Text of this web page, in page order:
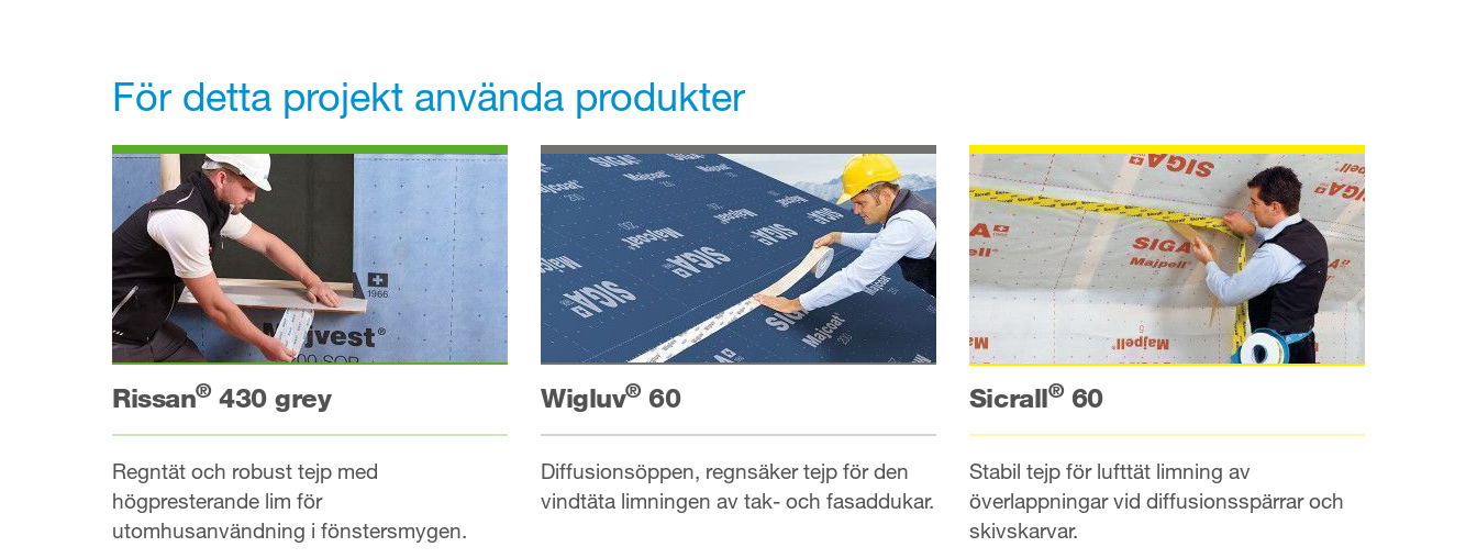
För detta projekt använda produkter
Rissan®430 grey
Regntät och robust tejp med
högpresterande lim för
utomhusanvändning i fönstersmygen.
Wigluv®60
Diffusionsöppen, regnsäker tejp för den
vindtäta limningen av tak- och fasaddukar.
Sicrall®60
Stabil tejp för lufttät limning av
överlappningar vid diffusionsspärrar och
skivskarvar.